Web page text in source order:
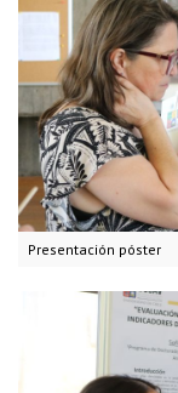
Presentación póster